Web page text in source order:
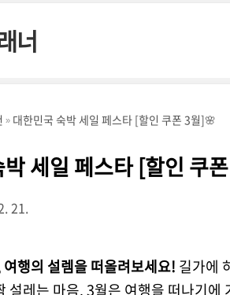
너
대한민국 숙박 세일 페스타 [할인 쿠폰 3월]🌸
세일 페스타 [할인 쿠
21.
행의 설렘을 떠올려보세요! 길가에
설레는 마음. 3월은 여행을 떠나기